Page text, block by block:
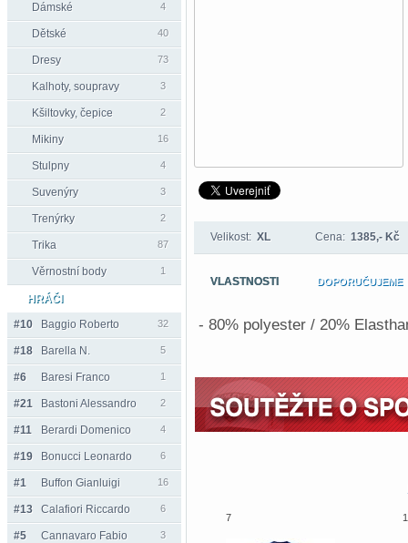
Dámské 4
Dětské 40
Dresy 73
Kalhoty, soupravy 3
Kšiltovky, čepice 2
Mikiny 16
Stulpny 4
Suvenýry 3
Trenýrky 2
Trika 87
Věrnostní body 1
HRÁČI
#10
Baggio Roberto 32
#18 Barella N. 5
#6 Baresi Franco 1
#21 Bastoni Alessandro 2
#11 Berardi Domenico 4
#19 Bonucci Leonardo 6
#1 Buffon Gianluigi 16
#13 Calafiori Riccardo 6
#5 Cannavaro Fabio 3
Velikost: XL Cena: 1385,- Kč
VLASTNOSTI DOPORUČUJEME
- 80% polyester / 20%
7